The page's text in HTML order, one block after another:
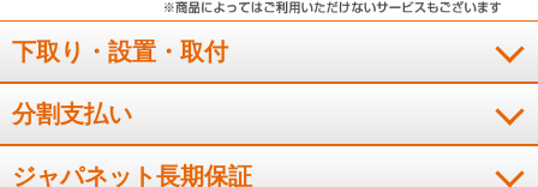
下取り・設置・取付
分割支払い
ジャパネット長期保証